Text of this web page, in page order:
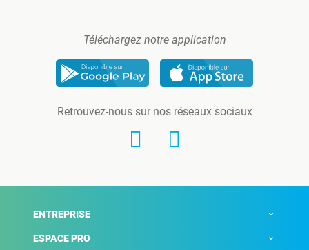
Téléchargez notre application
Retrouvez-nous sur nos réseaux sociaux
ENTREPRISE
ESPACE PRO